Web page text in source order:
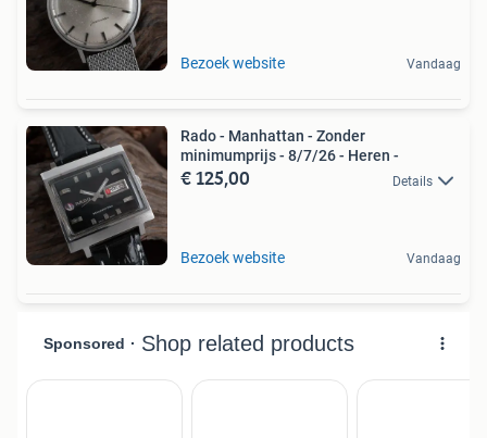
Bezoek website Vandaag
Rado - Manhattan - Zonder
minimumprijs - 8/7/26 - Heren -
€ 125,00 Details
Bezoek website Vandaag